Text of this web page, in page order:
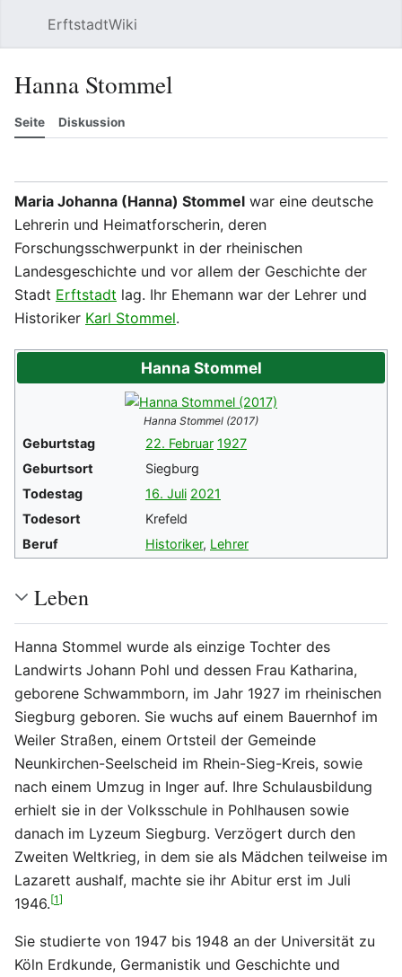
ErftstadtWiki
Hanna Stommel
Seite Diskussion
Maria Johanna (Hanna) Stommel war eine deutsche
Lehrerin und Heimatforscherin, deren
Forschungsschwerpunkt in der rheinischen
Landesgeschichte und vor allem der Geschichte der
Stadt Erftstadt lag. Ihr Ehemann war der Lehrer und
Historiker Karl Stommel.
Hanna Stommel
Hanna Stommel (2017)
Geburtstag 22. Februar 1927
Geburtsort
Siegburg
Todestag
16. Juli 2021
Todesort
Krefeld
Beruf
Historiker, Lehrer
Leben
Hanna Stommel wurde als einzige Tochter des
Landwirts Johann Pohl und dessen Frau Katharina,
geborene Schwammborn, im Jahr 1927 im rheinischen
Siegburg geboren. Sie wuchs auf einem Bauernhof im
Weiler Straßen, einem Ortsteil der Gemeinde
Neunkirchen-Seelscheid im Rhein-Sieg-Kreis, sowie
nach einem Umzug in Inger auf. Ihre Schulausbildung
erhielt sie in der Volksschule in Pohlhausen sowie
danach im Lyzeum Siegburg. Verzögert durch den
Zweiten Weltkrieg, in dem sie als Mädchen teilweise im
Lazarett aushalf, machte sie ihr Abitur erst im Juli
1946.[1]
Sie studierte von 1947 bis 1948 an der Universität zu
Köln Erdkunde, Germanistik und Geschichte und